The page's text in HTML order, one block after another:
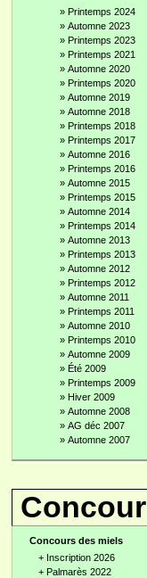
» Printemps 2024
» Automne 2023
» Printemps 2023
» Printemps 2021
» Automne 2020
» Printemps 2020
» Automne 2019
» Automne 2018
» Printemps 2018
» Printemps 2017
» Automne 2016
» Printemps 2016
» Automne 2015
» Printemps 2015
» Automne 2014
» Printemps 2014
» Automne 2013
» Printemps 2013
» Automne 2012
» Printemps 2012
» Automne 2011
» Printemps 2011
» Automne 2010
» Printemps 2010
» Automne 2009
» Été 2009
» Printemps 2009
» Hiver 2009
» Automne 2008
» AG déc 2007
» Automne 2007
Concours des miels
+ Inscription 2026
+ Palmarès 2022